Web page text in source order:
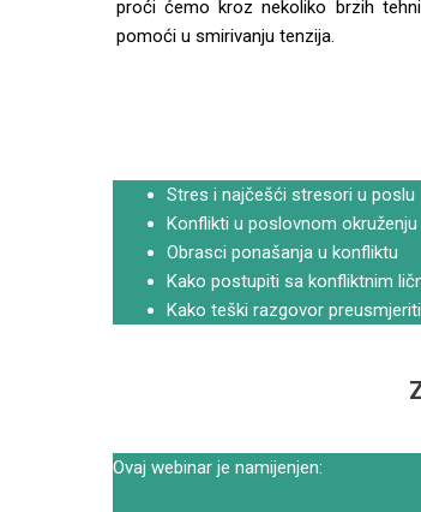
proći ćemo kroz nekoliko brzih
pomoći u smirivanju tenzija.
Stres i najčešći stresori u poslu
Konflikti u poslovnom
Obrasci ponašanja u konfliktu
Kako postupiti sa konfliktnim
Kako teški razgovor
Ovaj webinar je namijenjen: